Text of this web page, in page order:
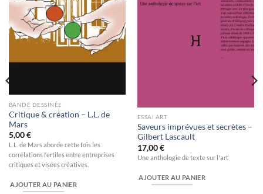
BANDE DESSINÉE
Critique & création – L.L. de
Mars
5,00€
L.L. de Mars aborde cette fois les
corrélations fertiles entre entreprises
critiques et visées créatives.
AJOUTER AU PANIER
ESSAI ART
Saveurs imprévues et secrètes –
Gilbert Lascault
17,00€
Une anthologie de texte sur l'art
AJOUTER AU PANIER